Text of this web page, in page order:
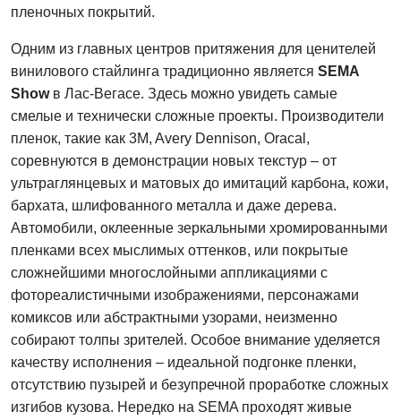
пленочных покрытий.
Одним из главных центров притяжения для ценителей
винилового стайлинга традиционно является SEMA
Showв Лас-Вегасе. Здесь можно увидеть самые
смелые и технически сложные проекты. Производители
пленок, такие как 3M, Avery Dennison, Oracal,
соревнуются в демонстрации новых текстур – от
ультраглянцевых и матовых до имитаций карбона, кожи,
бархата, шлифованного металла и даже дерева.
Автомобили, оклеенные зеркальными хромированными
пленками всех мыслимых оттенков, или покрытые
сложнейшими многослойными аппликациями с
фотореалистичными изображениями, персонажами
комиксов или абстрактными узорами, неизменно
собирают толпы зрителей. Особое внимание уделяется
качеству исполнения – идеальной подгонке пленки,
отсутствию пузырей и безупречной проработке сложных
изгибов кузова. Нередко на SEMA проходят живые